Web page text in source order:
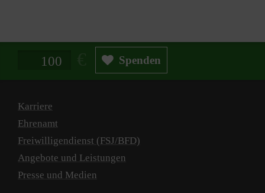
Spendenbetrag in Euro Spenden
Karriere
Ehrenamt
Freiwilligendienst (FSJ/BFD)
Angebote und Leistungen
Presse und Medien